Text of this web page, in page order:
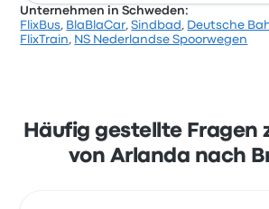
Unternehmen in Schweden:
FlixBus, BlaBlaCar,Sindbad , Deutsche
FlixTrain, NS Nederlandse Spoorwegen
Häufig gestellte Fragen
von Arlanda nach